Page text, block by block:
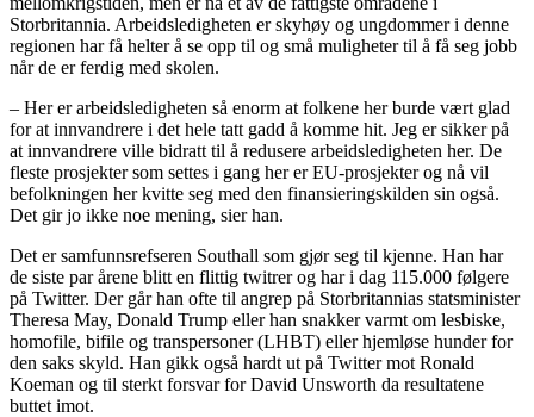
Storbritannia. Arbeidsledigheten er skyhøy og ungdommer i denne
regionen har få helter å se opp til og små muligheter til å få seg jobb
når de er ferdig med skolen.
– Her er arbeidsledigheten så enorm at folkene her burde vært glad
for at innvandrere i det hele tatt gadd å komme hit. Jeg er sikker på
at innvandrere ville bidratt til å redusere arbeidsledigheten her. De
fleste prosjekter som settes i gang her er EU-prosjekter og nå vil
befolkningen her kvitte seg med den finansieringskilden sin også.
Det gir jo ikke noe mening, sier han.
Det er samfunnsrefseren Southall som gjør seg til kjenne. Han har
de siste par årene blitt en flittig twitrer og har i dag 115.000 følgere
på Twitter. Der går han ofte til angrep på Storbritannias statsminister
Theresa May, Donald Trump eller han snakker varmt om lesbiske,
homofile, bifile og transpersoner (LHBT) eller hjemløse hunder for
den saks skyld. Han gikk også hardt ut på Twitter mot Ronald
Koeman og til sterkt forsvar for David Unsworth da resultatene
buttet imot.